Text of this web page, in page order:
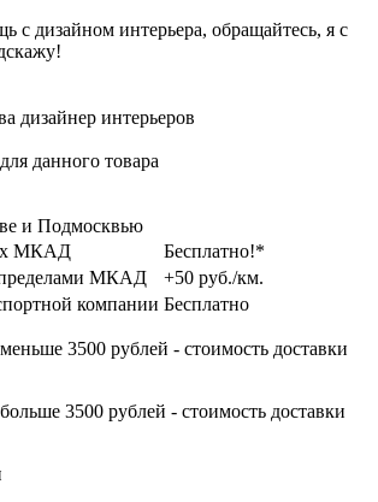
с дизайном интерьера, обращайтесь, я с
дизайнер интерьеров
данного товара
и Подмосквью
МКАД
Бесплатно!*
МКАД
+50 руб./км.
компании Бесплатно
меньше 3500 рублей - стоимость доставки
больше 3500 рублей - стоимость доставки